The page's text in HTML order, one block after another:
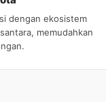
dengan ekosistem
memudahkan